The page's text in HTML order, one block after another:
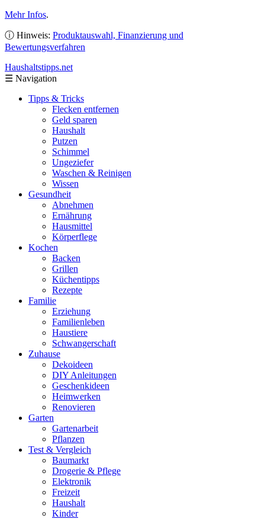
Mehr Infos.
ⓘ Hinweis: Produktauswahl, Finanzierung und
Bewertungsverfahren
Haushaltstipps.net
☰ Navigation
Tipps & Tricks
Flecken entfernen
Geld sparen
Haushalt
Putzen
Schimmel
Ungeziefer
Waschen & Reinigen
Wissen
Gesundheit
Abnehmen
Ernährung
Hausmittel
Körperflege
Kochen
Backen
Grillen
Küchentipps
Rezepte
Familie
Erziehung
Familienleben
Haustiere
Schwangerschaft
Zuhause
Dekoideen
DIY Anleitungen
Geschenkideen
Heimwerken
Renovieren
Garten
Gartenarbeit
Pflanzen
Test & Vergleich
Baumarkt
Drogerie & Pflege
Elektronik
Freizeit
Haushalt
Kinder